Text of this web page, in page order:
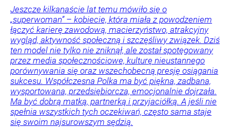
Jeszcze kilkanaście lat temu mówiło się o
„superwoman” – kobiecie, która miała z powodzeniem
łączyć karierę zawodową, macierzyństwo, atrakcyjny
wygląd, aktywność społeczną i szczęśliwy związek. Dziś
ten model nie tylko nie zniknął, ale został spotęgowany
przez media społecznościowe, kulturę nieustannego
porównywania się oraz wszechobecną presję osiągania
sukcesu. Współczesna Polka ma być piękna, zadbana,
wysportowana, przedsiębiorcza, emocjonalnie dojrzała.
Ma być dobrą matką, partnerką i przyjaciółką. A jeśli nie
spełnia wszystkich tych oczekiwań, często sama staje
się swoim najsurowszym sędzią.